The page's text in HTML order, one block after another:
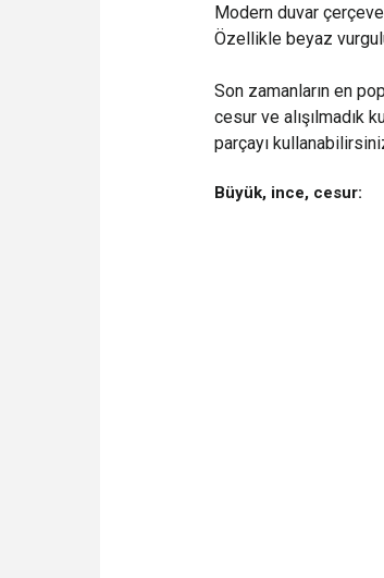
Modern duvar
Özellikle beyaz
Son zamanların en
cesur ve alışılmadık
parçayı
Büyük, ince, cesur: